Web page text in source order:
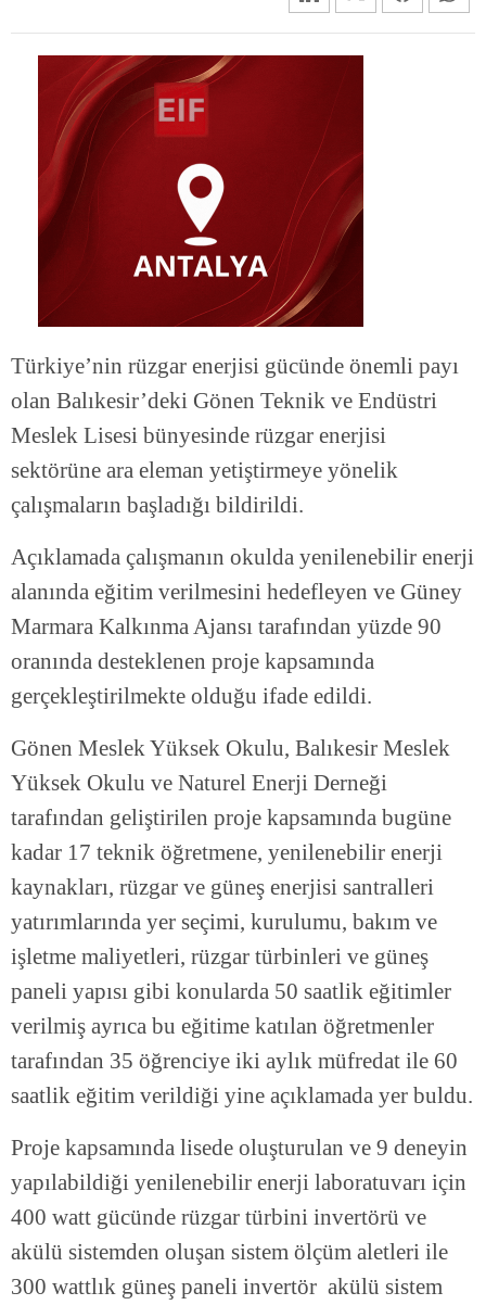
Türkiye’nin rüzgar enerjisi gücünde önemli payı
olan Balıkesir’deki Gönen Teknik ve Endüstri
Meslek Lisesi bünyesinde rüzgar enerjisi
sektörüne ara eleman yetiştirmeye yönelik
çalışmaların başladığı bildirildi.
Açıklamada çalışmanın okulda yenilenebilir enerji
alanında eğitim verilmesini hedefleyen ve Güney
Marmara Kalkınma Ajansı tarafından yüzde 90
oranında desteklenen proje kapsamında
gerçekleştirilmekte olduğu ifade edildi.
Gönen Meslek Yüksek Okulu, Balıkesir Meslek
Yüksek Okulu ve Naturel Enerji Derneği
tarafından geliştirilen proje kapsamında bugüne
kadar 17 teknik öğretmene, yenilenebilir enerji
kaynakları, rüzgar ve güneş enerjisi santralleri
yatırımlarında yer seçimi, kurulumu, bakım ve
işletme maliyetleri, rüzgar türbinleri ve güneş
paneli yapısı gibi konularda 50 saatlik eğitimler
verilmiş ayrıca bu eğitime katılan öğretmenler
tarafından 35 öğrenciye iki aylık müfredat ile 60
saatlik eğitim verildiği yine açıklamada yer buldu.
Proje kapsamında lisede oluşturulan ve 9 deneyin
yapılabildiği yenilenebilir enerji laboratuvarı için
400 watt gücünde rüzgar türbini invertörü ve
akülü sistemden oluşan sistem ölçüm aletleri ile
300 wattlık güneş paneli invertör akülü sistem